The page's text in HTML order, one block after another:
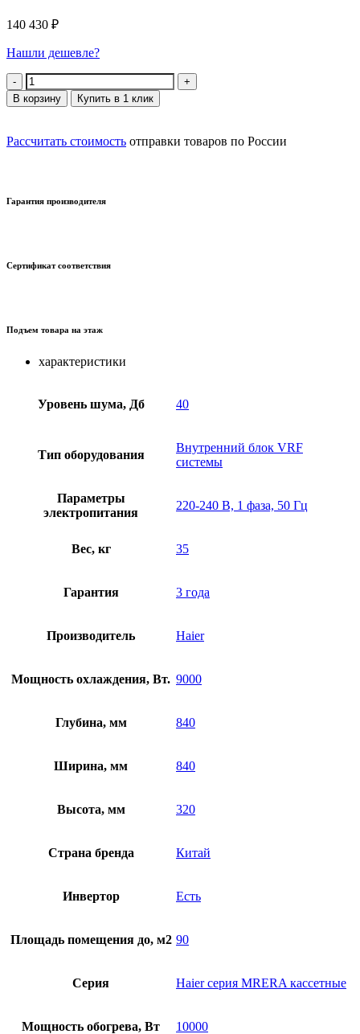
140 430 ₽
Нашли дешевле?
Количество
В корзину Купить в 1 клик
Рассчитать стоимость отправки товаров по России
Гарантия производителя
Сертификат соответствия
Подъем товара на этаж
характеристики
Уровень шума, Дб 40
Тип оборудования
Внутренний блок VRF
системы
Параметры
электропитания
220-240 В, 1 фаза, 50 Гц
Вес, кг 35
Гарантия 3 года
Производитель Haier
Мощность охлаждения, Вт. 9000
Глубина, мм 840
Ширина, мм 840
Высота, мм 320
Страна бренда Китай
Инвертор Есть
Площадь помещения до, м2 90
Серия Haier серия MRERA кассетные
Мощность обогрева, Вт 10000